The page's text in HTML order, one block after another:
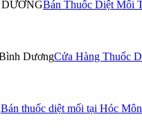
Bán Thuốc Diệt Mối
Cửa Hàng Thuốc
Bán thuốc diệt mối tại Hóc Môn